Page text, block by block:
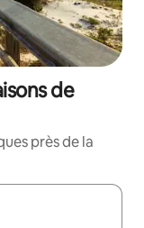
de
près de la
les flèches vers le